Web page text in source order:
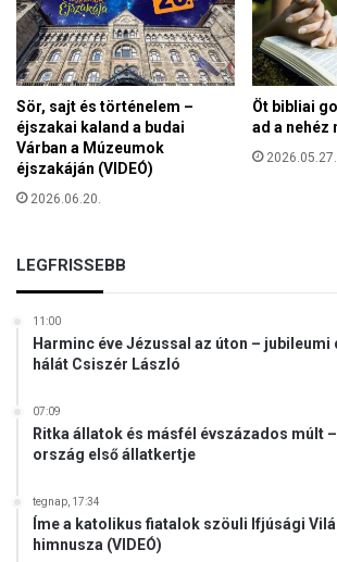
z
d
á
k
t
r
a
k
t
a
V
Sör, sajt és történelem –
éjszakai kaland a budai
Várban a Múzeumok
éjszakáján (VIDEÓ)
2026.06.20.
Öt bibliai
ad a nehéz
2026.05.27.
LEGFRISSEBB
11:00
Harminc éve Jézussal az úton – jubileumi
hálát Csiszér László
07:09
Ritka állatok és másfél évszázados múlt
ország első állatkertje
tegnap, 17:34
Íme a katolikus fiatalok szöuli Ifjúsági
himnusza (VIDEÓ)